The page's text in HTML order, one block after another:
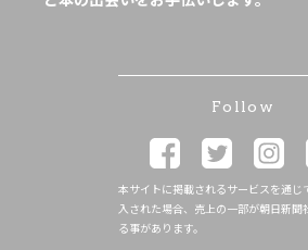
Follow
本サイトに掲載されるサービスを通じ
入された場合、売上の一部が朝日新聞
る事があります。